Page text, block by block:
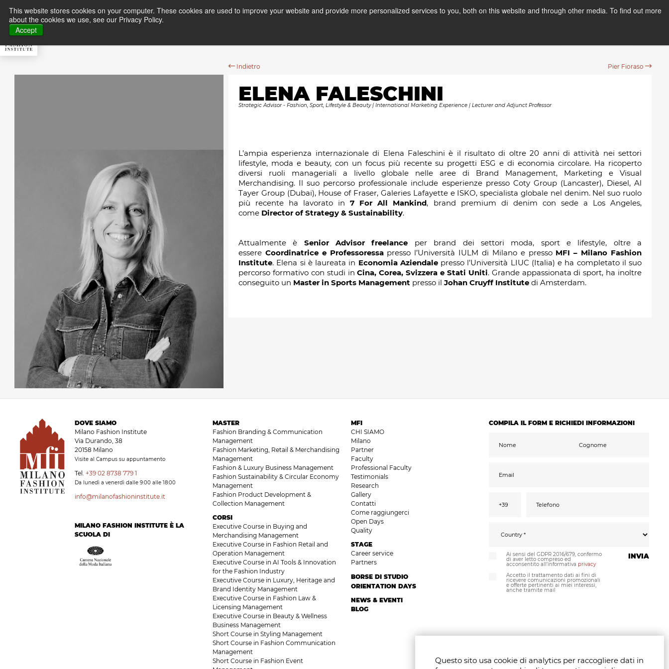
This website stores cookies on your computer. These cookies are used to improve your website and provide more personalized services to you, both on this website and through other media. To find out more
about the cookies we use, see our Privacy Policy.
Accept
About MFI
Questo sito usa cookie di analytics per raccogliere dati in
Indietro Pier Fioraso
ELENA FALESCHINI
Strategic Advisor - Fashion, Sport, Lifestyle & Beauty | International Marketing Experience | Lecturer and Adjunct Professor
L’ampia esperienza internazionale di Elena Faleschini è il risultato di oltre 20 anni di attività nei settori
lifestyle, moda e beauty, con un focus più recente su progetti ESG e di economia circolare. Ha ricoperto
diversi ruoli manageriali a livello globale nelle aree di Brand Management, Marketing e Visual
Merchandising. Il suo percorso professionale include esperienze presso Coty Group (Lancaster), Diesel, Al
Tayer Group (Dubai), House of Fraser, Galeries Lafayette e ISKO, specialista globale nel denim. Nel suo ruolo
più recente ha lavorato in7 For All Mankind, brand premium di denim con sede a Los Angeles,
come Director of Strategy & Sustainability.
Attualmente è Senior Advisor freelance per brand dei settori moda, sport e lifestyle, oltre a
essere Coordinatrice e Professoressapresso l’Università IULM di Milano e presso MFI – Milano Fashion
Institute. Elena si è laureata in Economia Aziendalepresso l’Università LIUC (Italia) e ha completato il suo
percorso formativo con studi inCina, Corea, Svizzera e Stati Uniti. Grande appassionata di sport, ha inoltre
conseguito un Master in Sports Management presso il Johan Cruyff Institute di Amsterdam.
DOVE SIAMO
Milano Fashion Institute
Via Durando, 38
20158 Milano
Visite al Campus su appuntamento
Tel. +39 02 8738 779 1
Da lunedì a venerdì dalle 9:00 alle 18:00
info@milanofashioninstitute.it
MILANO FASHION INSTITUTE È LA
SCUOLA DI
MASTER
Fashion Branding & Communication
Management
Fashion Marketing, Retail & Merchandising
Management
Fashion & Luxury Business Management
Fashion Sustainability & Circular Economy
Management
Fashion Product Development &
Collection Management
CORSI
Executive Course in Buying and
Merchandising Management
Executive Course in Fashion Retail and
Operation Management
Executive Course in AI Tools & Innovation
for the Fashion Industry
Executive Course in Luxury, Heritage and
Brand Identity Management
Executive Course in Fashion Law &
Licensing Management
Executive Course in Beauty & Wellness
Business Management
Short Course in Styling Management
Short Course in Fashion Communication
Management
Short Course in Fashion Event
MFI
CHI SIAMO
Milano
Partner
Faculty
Professional Faculty
Testimonials
Research
Gallery
Contatti
Come raggiungerci
Open Days
Quality
STAGE
Career service
Partners
BORSE DI STUDIO
ORIENTATION DAYS
NEWS & EVENTI
BLOG
COMPILA IL FORM E RICHIEDI INFORMAZIONI
Ai sensi del GDPR 2016/679, confermo
di aver letto compreso ed
acconsentito all’informativa privacy
INVIA
Accetto il trattamento dati ai fini di
ricevere comunicazioni promozionali
e offerte pertinenti ai miei interessi,
anche tramite mail